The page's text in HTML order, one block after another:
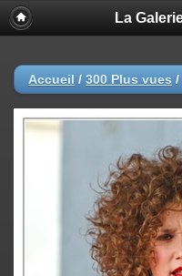
La
Accueil / 300 Plus vues /